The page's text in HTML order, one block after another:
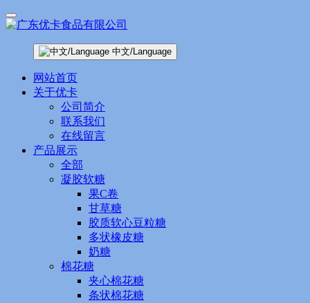
中文/Language
网站首页
关于优卡
公司简介
联系我们
在线留言
产品展示
全部
凝胶软糖
果C卷
甘草糖
胶质软心豆粒糖
多状橡皮糖
奶糖
棉花糖
夹心棉花糖
条状棉花糖